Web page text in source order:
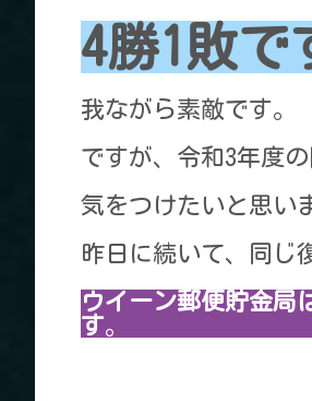
4勝1敗で
我ながら素敵です。
ですが、令和3年度
気をつけたいと思い
昨日に続いて、同じ
ウイーン郵便貯金局
す。